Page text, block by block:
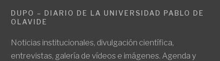
DUPO – DIARIO DE LA UNIVERSIDAD PABLO DE
OLAVIDE
Noticias institucionales, divulgación científica,
entrevistas, galería de vídeos e imágenes. Agenda y